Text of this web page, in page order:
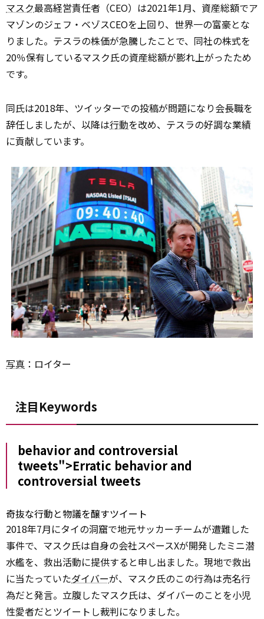
マスク最高経営責任者（CEO）は2021年1月、資産総額でア
マゾンのジェフ・ベゾスCEOを上回り、世界一の富豪とな
りました。テスラの株価が急騰したことで、同社の株式を
20％保有しているマスク氏の資産総額が膨れ上がったため
です。
同氏は2018年、ツイッターでの投稿が問題になり会長職を
辞任しましたが、以降は行動を改め、テスラの好調な業績
に貢献しています。
写真 ：ロイター
注目Keywords
behavior and controversial
tweets">Erratic behaviorand
controversial tweets
奇抜な行動と物議を醸すツイート
2018年7月にタイの洞窟で地元サッカーチームが遭難した
事件で、マスク氏は自身の会社スペースXが開発したミニ潜
水艦を、救出活動に提供すると申し出ました。現地で救出
に当たっていたダイバーが、マスク氏のこの行為は売名行
為だと発言。立腹したマスク氏は、ダイバーのことを小児
性愛者だとツイートし裁判になりました。